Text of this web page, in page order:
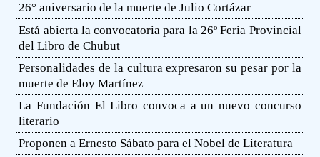
26° aniversario de la muerte de Julio Cortázar
Está abierta la convocatoria para la 26º Feria Provincial
del Libro de Chubut
Personalidades de la cultura expresaron su pesar por la
muerte de Eloy Martínez
La Fundación El Libro convoca a un nuevo concurso
literario
Proponen a Ernesto Sábato para el Nobel de Literatura